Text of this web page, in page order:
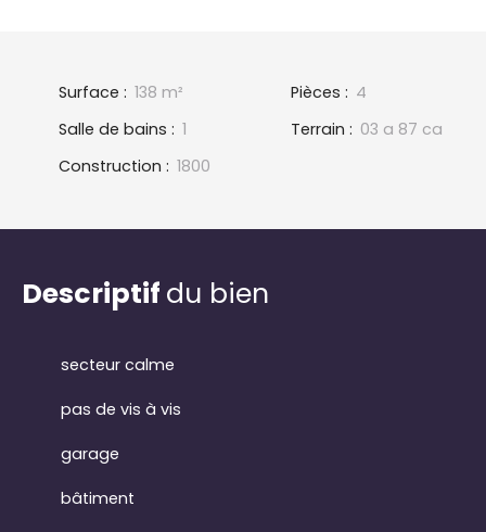
Surface : 138 m² Pièces : 4
Salle de bains : 1 Terrain : 03 a 87 ca
Construction : 1800
Descriptif du bien
secteur calme
pas de vis à vis
garage
bâtiment